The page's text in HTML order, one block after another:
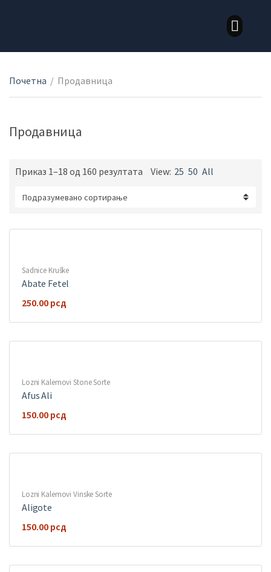
Почетна / Продавница
Продавница
Приказ 1–18 од 160 резултата View: 25 50 All
Sadnice Kruške
Abate Fetel
250.00 рсд
Lozni Kalemovi Stone Sorte
Afus Ali
150.00 рсд
Lozni Kalemovi Vinske Sorte
Aligote
150.00 рсд